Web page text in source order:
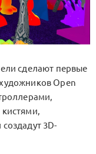
сделают первые
Open
кистями,
3D-